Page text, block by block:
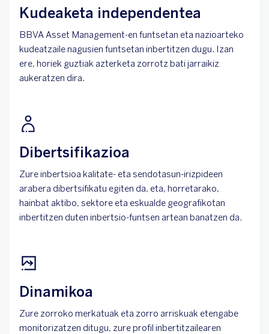
Kudeaketa independentea
BBVA Asset Management-en funtsetan eta nazioarteko
kudeatzaile nagusien funtsetan inbertitzen dugu. Izan
ere, horiek guztiak azterketa zorrotz bati jarraikiz
aukeratzen dira.
Dibertsifikazioa
Zure inbertsioa kalitate- eta sendotasun-irizpideen
arabera dibertsifikatu egiten da, eta, horretarako,
hainbat aktibo, sektore eta eskualde geografikotan
inbertitzen duten inbertsio-funtsen artean banatzen da.
Dinamikoa
Zure zorroko merkatuak eta zorro arriskuak etengabe
monitorizatzen ditugu, zure profil inbertitzailearen